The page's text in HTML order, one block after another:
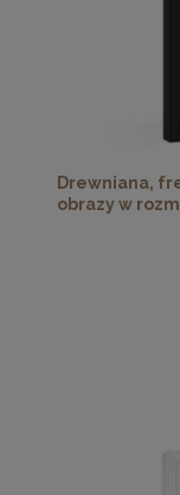
Drewniana,
obrazy w